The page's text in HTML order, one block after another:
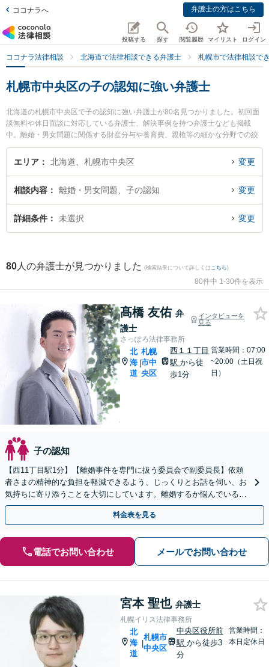
ココナラへ 弁護士の方はこちら
投稿する 探す 閲覧履歴 マイリスト ログイン
ココナラ法律相談 北海道で法律相談できる弁護士 札幌市で法律相談で
札幌市中央区の子の認知に強い弁護士
北海道の札幌市中央区で子の認知に強い弁護士が80名見つかりました。初回面
談無料や休日面談に対応している弁護士、解決事例を持つ弁護士なども掲載
中。離婚・男女問題に関係する財産分与や養育費、親権等の細かな分野での絞
り込み検索もでき便利です。特にさっぽろ法律事務所の髙橋 友佑弁護士や札幌
イリス法律事務所の宮本 聖也弁護士、原洋司法律事務所の芦田 和真弁護士のプ
『子の認知のトラブル解決の実績豊富な近くの弁護士を検索したい』『初回相
談無料で子の認知を法律相談できる札幌市中央区内の弁護士に相談予約した
い』などでお困りの相談者さんにおすすめです。
エリア 北海道、札幌市中央区 変更
相談内容 離婚・男女問題、子の認知 変更
詳細条件 未選択 変更
80 人の弁護士が見つかりました (検索結果について詳しくは こちら)
80件中 1-30件を表示
髙橋 友佑 弁
護士
インタビューを
見る
さっぽろ法律事務所
北
海
道
|
札幌
市中
央区
西１１丁目
駅から徒
歩1分
営業時間：07:00
~20:00（土日祝
日）
子の認知
【西11丁目駅1分】【離婚事件を専門に扱う委員会で副委員長】依頼
者さまの精神的な負担を軽減できるよう、じっくりとお話を伺い、お
気持ちに寄り添うことを大切にしています。離婚するか悩んでいる段
階でもご相談ください。
料金表を見る
電話でお問い合わせ メールでお問い合わせ
宮本 聖也 弁護士
札幌イリス法律事務所
北
海
道
|
札幌市
中央区
中央区役所前
駅 から徒歩3
分
営業時間：
本日定休日